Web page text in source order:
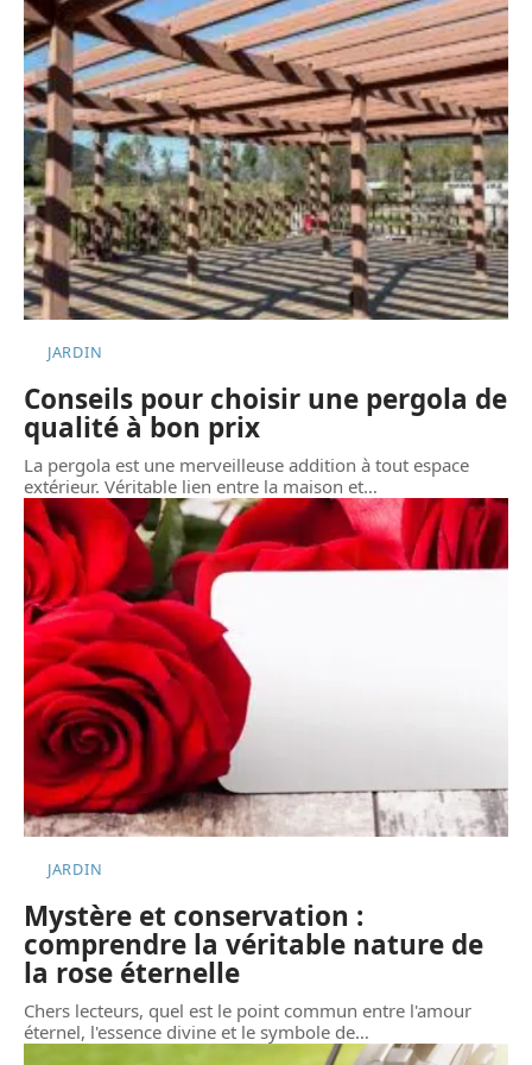
JARDIN
Conseils pour choisir une pergola de
qualité à bon prix
La pergola est une merveilleuse addition à tout espace
extérieur. Véritable lien entre la maison et…
JARDIN
Mystère et conservation :
comprendre la véritable nature de
la rose éternelle
Chers lecteurs, quel est le point commun entre l'amour
éternel, l'essence divine et le symbole de…